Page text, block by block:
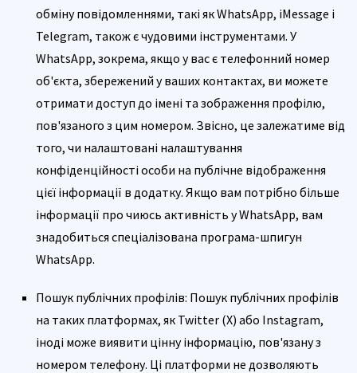
обміну повідомленнями, такі як WhatsApp, iMessage і
Telegram, також є чудовими інструментами. У
WhatsApp, зокрема, якщо у вас є телефонний номер
об'єкта, збережений у ваших контактах, ви можете
отримати доступ до імені та зображення профілю,
пов'язаного з цим номером. Звісно, це залежатиме від
того, чи налаштовані налаштування
конфіденційності особи на публічне відображення
цієї інформації в додатку. Якщо вам потрібно більше
інформації про чиюсь активність у WhatsApp, вам
знадобиться спеціалізована програма-шпигун
WhatsApp.
Пошук публічних профілів: Пошук публічних профілів
на таких платформах, як Twitter (X) або Instagram,
іноді може виявити цінну інформацію, пов'язану з
номером телефону. Ці платформи не дозволяють